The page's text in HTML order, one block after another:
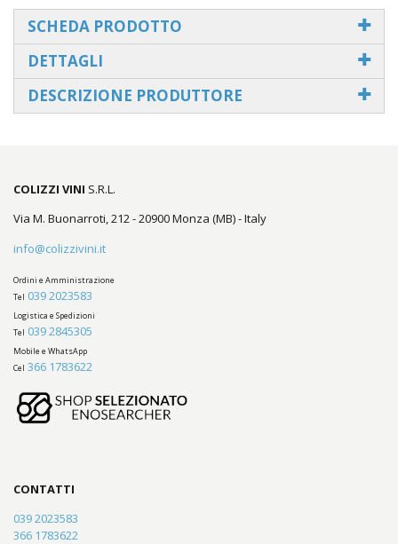
SCHEDA PRODOTTO
DETTAGLI
DESCRIZIONE PRODUTTORE
COLIZZI VINI S.R.L.
Via M. Buonarroti, 212 - 20900 Monza (MB) - Italy
info@colizzivini.it
Ordini e Amministrazione
Tel 039 2023583
Logistica e Spedizioni
Tel 039 2845305
Mobile e WhatsApp
Cel 366 1783622
CONTATTI
039 2023583
366 1783622